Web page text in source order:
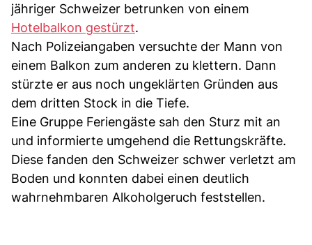
jähriger Schweizer betrunken von einem
Hotelbalkon gestürzt.
Nach Polizeiangaben versuchte der Mann von
einem Balkon zum anderen zu klettern. Dann
stürzte er aus noch ungeklärten Gründen aus
dem dritten Stock in die Tiefe.
Eine Gruppe Feriengäste sah den Sturz mit an
und informierte umgehend die Rettungskräfte.
Diese fanden den Schweizer schwer verletzt am
Boden und konnten dabei einen deutlich
wahrnehmbaren Alkoholgeruch feststellen.